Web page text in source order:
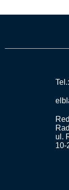
ul.
10-